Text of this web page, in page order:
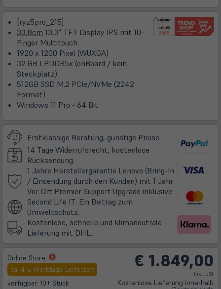
Tab)
[ryz5pro_215]
33,8cm 13,3" TFT Display IPS mit 10-
Finger Multitouch
1920 x 1200 Pixel (WUXGA)
32 GB LPDDR5x (onBoard / kein
Steckplatz)
512GB SSD M.2 PCIe/NVMe (2242
Format)
Windows 11 Pro - 64 Bit
Erstklassige Beratung, günstige Preise
14 Tage Widerrufsrecht, kostenlose
Rücksendung.
1 Jahre Herstellergarantie Lenovo (Bring-In
/ Einsendung durch den Kunden) mit 1 Jahr
Vor-Ort Premier Support Upgrade inklusive (öffnet
Tab)
Second Life IT: Ein Beitrag zum
Umweltschutz.
Kostenlose, schnelle und klimaneutrale
Lieferung mit DHL.
Online Store:
(öffnet
in
neuem
Tab)
ca. 4-5 Werktage Lieferzeit
verfügbar: 10+ Stück
€ 1.849,00
inkl. USt
Kostenlose Lieferung innerhalb